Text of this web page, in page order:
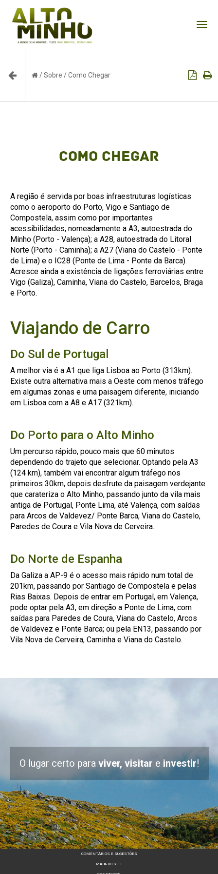
/Sobre /Como Chegar
Como Chegar
A região é servida por boas infraestruturas logísticas
como o aeroporto do Porto, Vigo e Santiago de
Compostela, assim como por importantes
acessibilidades, nomeadamente a A3, autoestrada do
Minho (Porto - Valença); a A28, autoestrada do Litoral
Norte (Porto - Caminha); a A27 (Viana do Castelo - Ponte
de Lima) e o IC28 (Ponte de Lima - Ponte da Barca).
Acresce ainda a existência de ligações ferroviárias entre
Vigo (Galiza), Caminha, Viana do Castelo, Barcelos, Braga
e Porto.
Viajando de Carro
Do Sul de Portugal
A melhor via é a A1 que liga Lisboa ao Porto (313km).
Existe outra alternativa mais a Oeste com menos tráfego
em algumas zonas e uma paisagem diferente, iniciando
em Lisboa com a A8 e A17 (321km).
Do Porto para o Alto Minho
Um percurso rápido, pouco mais que 60 minutos
dependendo do trajeto que selecionar. Optando pela A3
(124 km), também vai encontrar algum tráfego nos
primeiros 30km, depois desfrute da paisagem verdejante
que carateriza o Alto Minho, passando junto da vila mais
antiga de Portugal, Ponte Lima, até Valença, com saídas
para Arcos de Valdevez/ Ponte Barca, Viana do Castelo,
Paredes de Coura e Vila Nova de Cerveira.
Do Norte de Espanha
Da Galiza a AP-9 é o acesso mais rápido num total de
201km, passando por Santiago de Compostela e pelas
Rias Baixas. Depois de entrar em Portugal, em Valença,
pode optar pela A3, em direção a Ponte de Lima, com
saídas para Paredes de Coura, Viana do Castelo, Arcos
de Valdevez e Ponte Barca; ou pela EN13, passando por
Vila Nova de Cerveira, Caminha e Viana do Castelo.
O lugar certo para viver, visitar e investir!
COMENTÁRIOS E SUGESTÕES
MAPA DO SITE